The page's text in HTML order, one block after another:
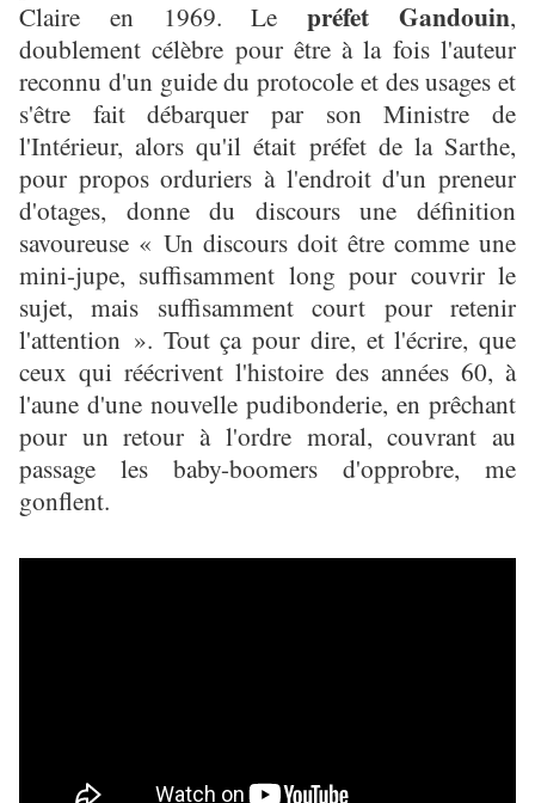
Claire en 1969. Lepréfet Gandouin,
doublement célèbre pour être à la fois l'auteur
reconnu d'un guide du protocole et des usages et
s'être fait débarquer par son Ministre de
l'Intérieur, alors qu'il était préfet de la Sarthe,
pour propos orduriers à l'endroit d'un preneur
d'otages, donne du discours une définition
savoureuse « Un discours doit être comme une
mini-jupe, suffisamment long pour couvrir le
sujet, mais suffisamment court pour retenir
l'attention ». Tout ça pour dire, et l'écrire, que
ceux qui réécrivent l'histoire des années 60, à
l'aune d'une nouvelle pudibonderie, en prêchant
pour un retour à l'ordre moral, couvrant au
passage les baby-boomers d'opprobre, me
gonflent.